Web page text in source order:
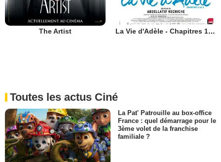
The Artist La Vie d'Adèle - Chapitres 1 et 2
Toutes les actus Ciné
La Pat' Patrouille au box-office
France : quel démarrage pour le
3ème volet de la franchise
familiale ?